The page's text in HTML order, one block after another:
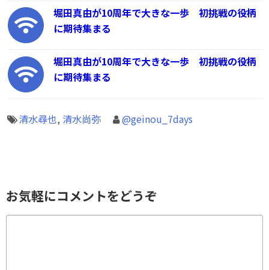
堀田真由が10周年で大きな一歩 初挑戦の役柄
に期待集まる
堀田真由が10周年で大きな一歩 初挑戦の役柄
に期待集まる
清水尋也, 清水尚弥 @geinou_7days
お気軽にコメントをどうぞ